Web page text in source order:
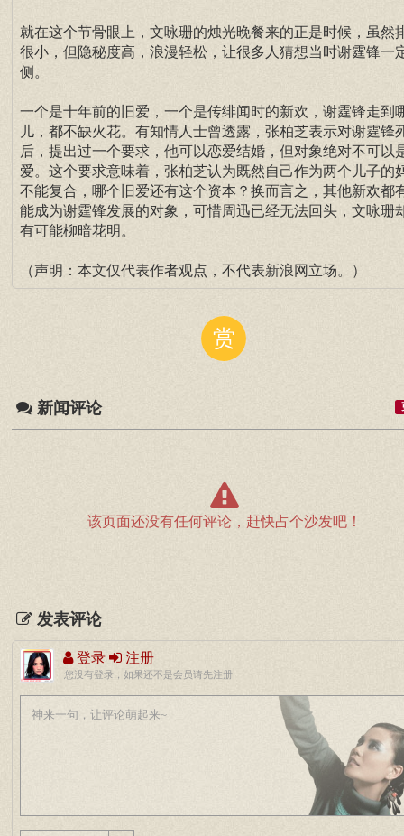
就在这个节骨眼上，文咏珊的烛光晚餐来的正是时候，虽然
很小，但隐秘度高，浪漫轻松，让很多人猜想当时谢霆锋一
侧。
一个是十年前的旧爱，一个是传绯闻时的新欢，谢霆锋走到
儿，都不缺火花。有知情人士曾透露，张柏芝表示对谢霆锋
后，提出过一个要求，他可以恋爱结婚，但对象绝对不可以
爱。这个要求意味着，张柏芝认为既然自己作为两个儿子的
不能复合，哪个旧爱还有这个资本？换而言之，其他新欢都
能成为谢霆锋发展的对象，可惜周迅已经无法回头，文咏珊
有可能柳暗花明。
（声明：本文仅代表作者观点，不代表新浪网立场。）
赏
新闻评论
该页面还没有任何评论，赶快占个沙发吧！
发表评论
登录 注册
您没有登录，如果还不是会员请先注册